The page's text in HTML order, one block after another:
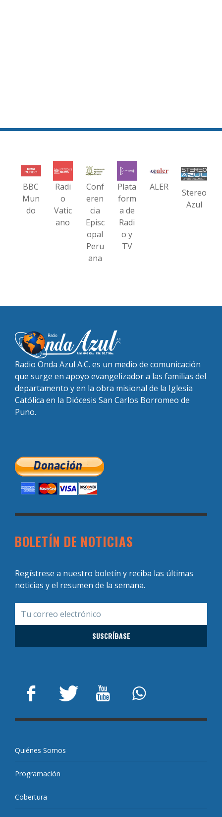
BBC
Mun
do
Radi
o
Vatic
ano
Conf
eren
cia
Episc
opal
Peru
ana
Plata
form
a de
Radi
o y
TV
ALER
Stereo
Azul
Radio Onda Azul A.C. es un medio de comunicación
que surge en apoyo evangelizador a las familias del
departamento y en la obra misional de la Iglesia
Católica en la Diócesis San Carlos Borromeo de
Puno.
BOLETÍN DE NOTICIAS
Regístrese a nuestro boletín y reciba las últimas
noticias y el resumen de la semana.
Quiénes Somos
Programación
Cobertura